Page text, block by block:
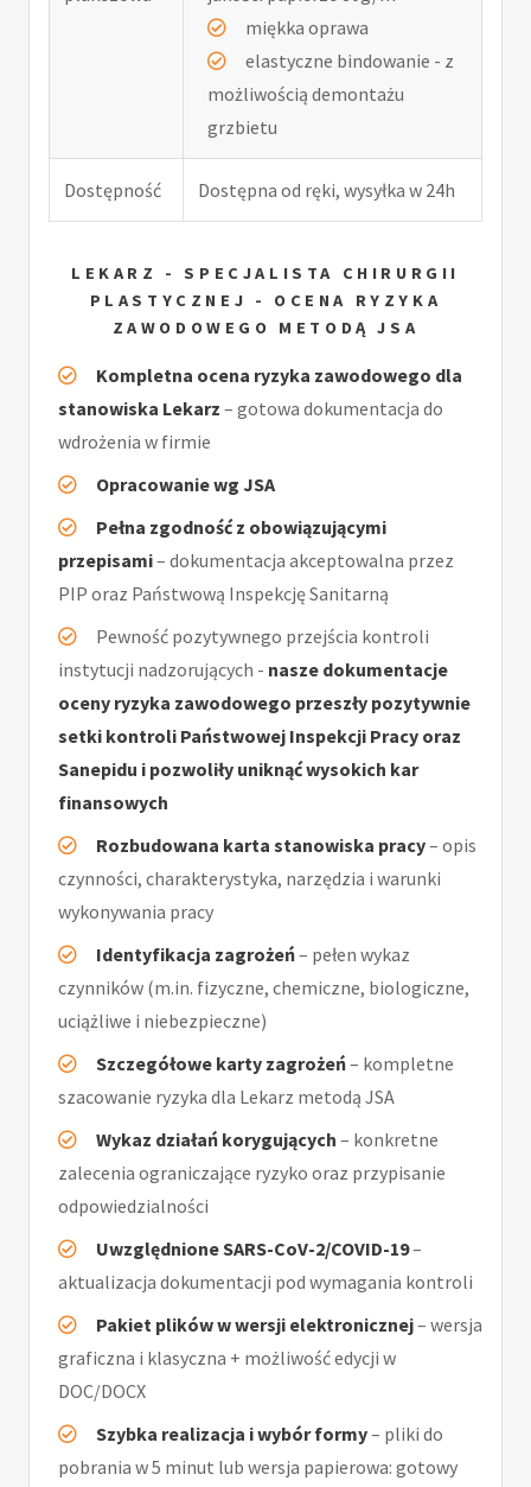
miękka oprawa
elastyczne bindowanie - z
możliwością demontażu
grzbietu
Dostępność Dostępna od ręki, wysyłka w 24h
LEKARZ - SPECJALISTA CHIRURGII
PLASTYCZNEJ - OCENA RYZYKA
ZAWODOWEGO METODĄ JSA
Kompletna ocena ryzyka zawodowego dla
stanowiska Lekarz – gotowa dokumentacja do
wdrożenia w firmie
Opracowanie wg JSA
Pełna zgodność z obowiązującymi
przepisami– dokumentacja akceptowalna przez
PIP oraz Państwową Inspekcję Sanitarną
Pewność pozytywnego przejścia kontroli
instytucji nadzorujących - nasze dokumentacje
oceny ryzyka zawodowego przeszły pozytywnie
setki kontroli Państwowej Inspekcji Pracy oraz
Sanepidu i pozwoliły uniknąć wysokich kar
finansowych
Rozbudowana karta stanowiska pracy– opis
czynności, charakterystyka, narzędzia i warunki
wykonywania pracy
Identyfikacja zagrożeń– pełen wykaz
czynników (m.in. fizyczne, chemiczne, biologiczne,
uciążliwe i niebezpieczne)
Szczegółowe karty zagrożeń– kompletne
szacowanie ryzyka dla Lekarz metodą JSA
Wykaz działań korygujących – konkretne
zalecenia ograniczające ryzyko oraz przypisanie
odpowiedzialności
Uwzględnione SARS-CoV-2/COVID-19–
aktualizacja dokumentacji pod wymagania kontroli
Pakiet plików w wersji elektronicznej– wersja
graficzna i klasyczna + możliwość edycji w
DOC/DOCX
Szybka realizacja i wybór formy– pliki do
pobrania w 5 minut lub wersja papierowa: gotowy